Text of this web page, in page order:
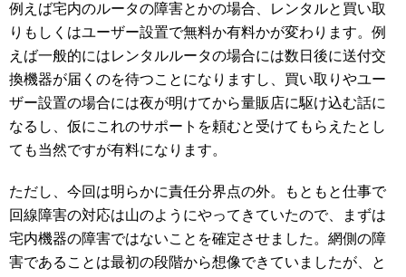
例えば宅内のルータの障害とかの場合、レンタルと買い取
りもしくはユーザー設置で無料か有料かが変わります。例
えば一般的にはレンタルルータの場合には数日後に送付交
換機器が届くのを待つことになりますし、買い取りやユー
ザー設置の場合には夜が明けてから量販店に駆け込む話に
なるし、仮にこれのサポートを頼むと受けてもらえたとし
ても当然ですが有料になります。
ただし、今回は明らかに責任分界点の外。もともと仕事で
回線障害の対応は山のようにやってきていたので、まずは
宅内機器の障害ではないことを確定させました。網側の障
害であることは最初の段階から想像できていましたが、と